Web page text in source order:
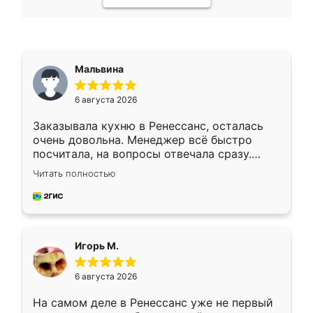
Мальвина
6 августа 2026
Заказывала кухню в Ренессанс, осталась
очень довольна. Менеджер всё быстро
посчитала, на вопросы отвечала сразу.
Замерщик приехал в субботу, подошёл к
делу со всей ответственностью. Собрали
за день, ребята работали аккуратно, даже
Читать полностью
Игорь М.
6 августа 2026
На самом деле в Ренессанс уже не первый